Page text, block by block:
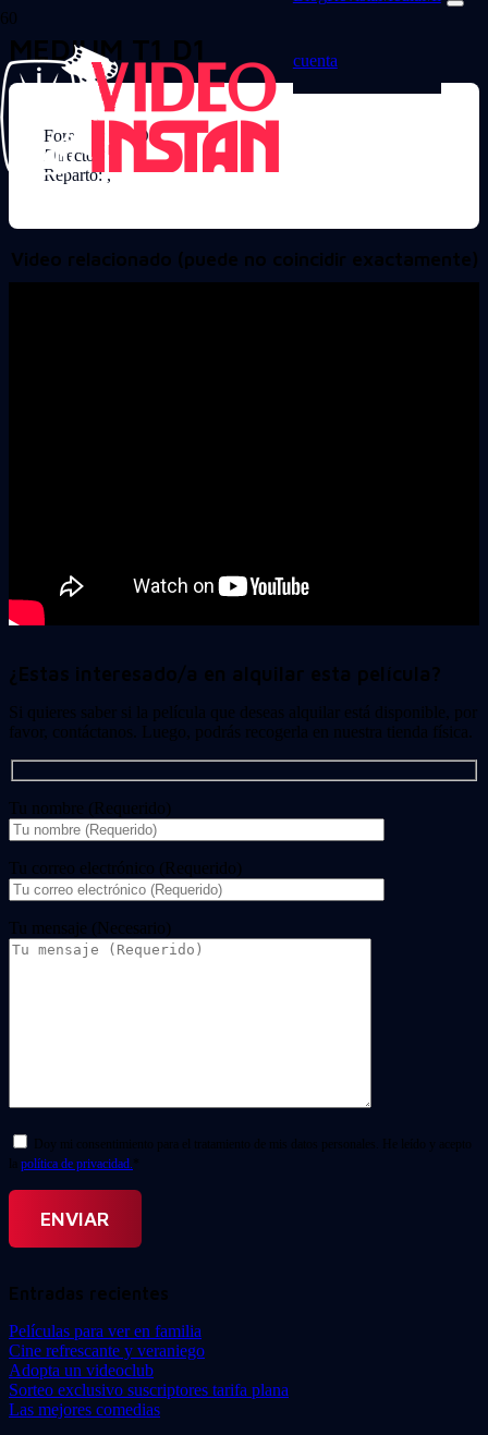
cuenta
MEDIUM T1 D1
Formato: DVD
Director:
Reparto: ,
Video relacionado (puede no coincidir exactamente)
¿Estas interesado/a en alquilar esta película?
Si quieres saber si la película que deseas alquilar está disponible, por
favor, contáctanos. Luego, podrás recogerla en nuestra tienda física.
Tu nombre (Requerido)
Tu correo electrónico (Requerido)
Tu mensaje (Necesario)
Doy mi consentimiento para el tratamiento de mis datos personales. He leído y acepto
la política de privacidad. *
Entradas recientes
Películas para ver en familia
Cine refrescante y veraniego
Adopta un videoclub
Sorteo exclusivo suscriptores tarifa plana
Las mejores comedias